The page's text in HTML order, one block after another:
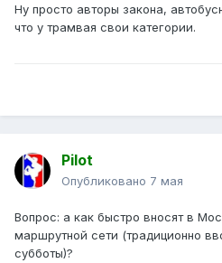
Ну просто авторы закона,
что у трамвая свои категории.
Pilot
Опубликовано 7 мая
Вопрос: а как быстро вносят в
маршрутной сети (традиционно
субботы)?